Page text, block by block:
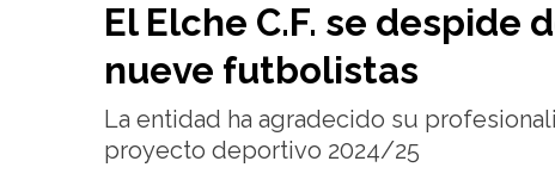
El Elche C.F. se despide
nueve futbolistas
La entidad ha agradecido su
proyecto deportivo 2024/25